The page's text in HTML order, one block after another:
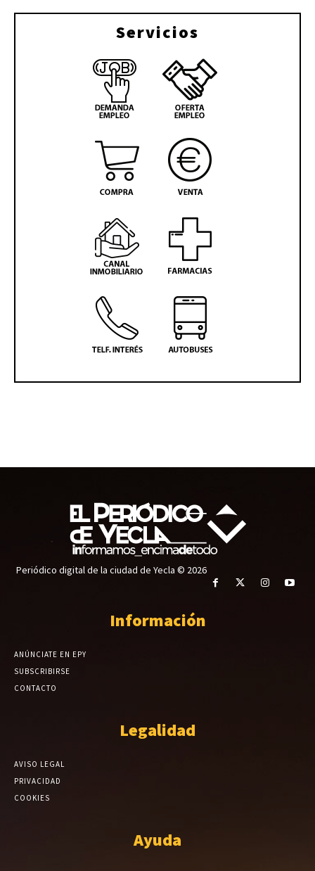
Servicios
Periódico digital de la ciudad de Yecla © 2026
Información
ANÚNCIATE EN EPY
SUBSCRIBIRSE
CONTACTO
Legalidad
AVISO LEGAL
PRIVACIDAD
COOKIES
Ayuda